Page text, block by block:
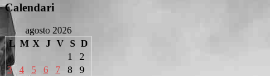
Calendari
agosto 2026
L M X J V S D
1
2
3
4 5 6 7 8
9